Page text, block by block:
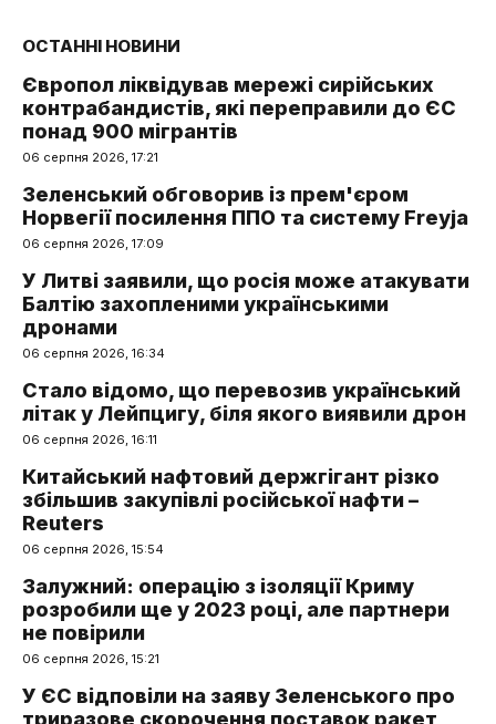
ОСТАННІ НОВИНИ
Європол ліквідував мережі сирійських
контрабандистів, які переправили до ЄС
понад 900 мігрантів
06 серпня 2026, 17:21
Зеленський обговорив із прем'єром
Норвегії посилення ППО та систему Freyja
06 серпня 2026, 17:09
У Литві заявили, що росія може атакувати
Балтію захопленими українськими
дронами
06 серпня 2026, 16:34
Стало відомо, що перевозив український
літак у Лейпцигу, біля якого виявили дрон
06 серпня 2026, 16:11
Китайський нафтовий держгігант різко
збільшив закупівлі російської нафти –
Reuters
06 серпня 2026, 15:54
Залужний: операцію з ізоляції Криму
розробили ще у 2023 році, але партнери
не повірили
06 серпня 2026, 15:21
У ЄС відповіли на заяву Зеленського про
триразове скорочення поставок ракет